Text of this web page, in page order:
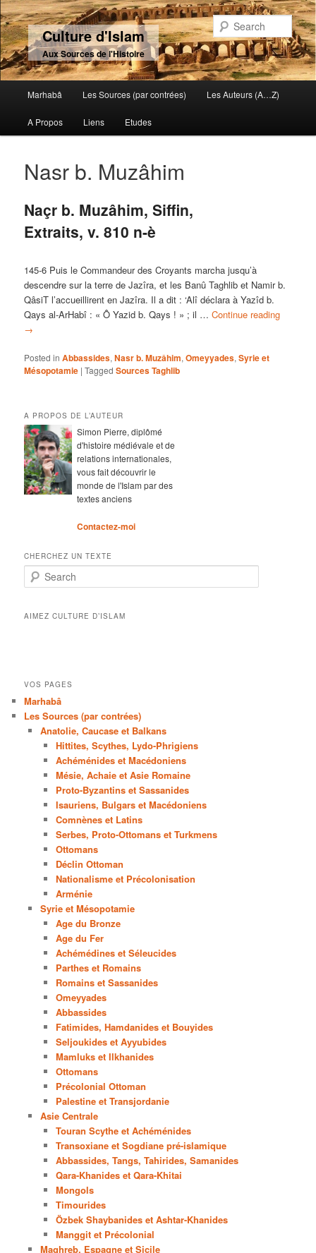
Culture d'Islam
Aux Sources de l'Histoire
Skip to primary content
Skip to secondary content
Marhabâ Les Sources (par contrées) Les Auteurs (A…Z)
A Propos Liens Etudes
Nasr b. Muzâhim
Naçr b. Muzâhim, Siffin,
Extraits, v. 810 n-è
145-6 Puis le Commandeur des Croyants marcha jusqu’à
descendre sur la terre de Jazîra, et les Banû Taghlib et Namir b.
QâsiT l’accueillirent en Jazîra. Il a dit : ‘Alî déclara à Yazîd b.
Qays al-ArHabî : « Ô Yazid b. Qays ! » ; il …Continue reading
→
Posted in Abbassides,Nasr b. Muzâhim,Omeyyades,Syrie et
Mésopotamie |Tagged Sources Taghlib
A PROPOS DE L’AUTEUR
Simon Pierre, diplômé
d'histoire médiévale et de
relations internationales,
vous fait découvrir le
monde de l'Islam par des
textes anciens
Contactez-moi
CHERCHEZ UN TEXTE
Search
AIMEZ CULTURE D’ISLAM
VOS PAGES
Marhabâ
Les Sources (par contrées)
Anatolie, Caucase et Balkans
Hittites, Scythes, Lydo-Phrigiens
Achéménides et Macédoniens
Mésie, Achaie et Asie Romaine
Proto-Byzantins et Sassanides
Isauriens, Bulgars et Macédoniens
Comnènes et Latins
Serbes, Proto-Ottomans et Turkmens
Ottomans
Déclin Ottoman
Nationalisme et Précolonisation
Arménie
Syrie et Mésopotamie
Age du Bronze
Age du Fer
Achémédines et Séleucides
Parthes et Romains
Romains et Sassanides
Omeyyades
Abbassides
Fatimides, Hamdanides et Bouyides
Seljoukides et Ayyubides
Mamluks et Ilkhanides
Ottomans
Précolonial Ottoman
Palestine et Transjordanie
Asie Centrale
Touran Scythe et Achéménides
Transoxiane et Sogdiane pré-islamique
Abbassides, Tangs, Tahirides, Samanides
Qara-Khanides et Qara-Khitai
Mongols
Timourides
Özbek Shaybanides et Ashtar-Khanides
Manggit et Précolonial
Maghreb, Espagne et Sicile